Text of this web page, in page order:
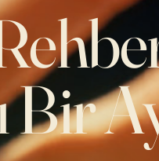
Bir